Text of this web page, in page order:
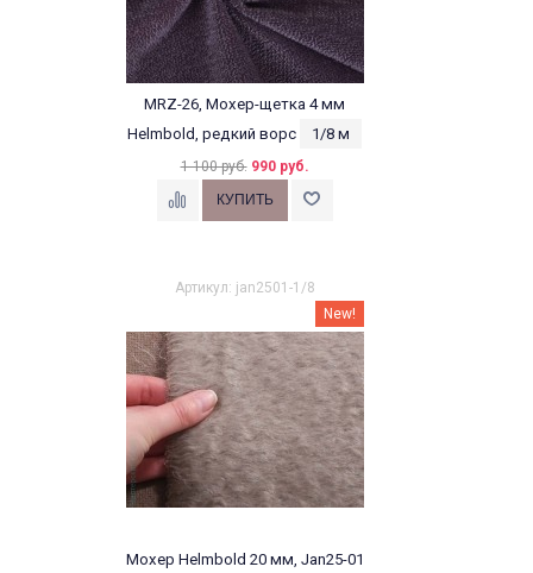
MRZ-26, Мохер-щетка 4 мм
Helmbold, редкий ворс
1/8 м
1 100 руб. 990 руб.
Артикул: jan2501-1/8
New!
Мохер Helmbold 20 мм, Jan25-01